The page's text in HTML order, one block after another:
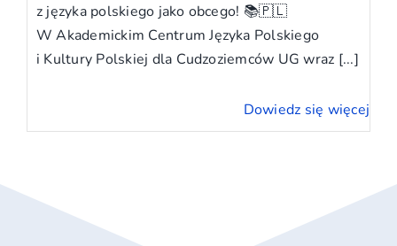
z języka polskiego jako obcego! 📚🇵🇱
W Akademickim Centrum Języka Polskiego
i Kultury Polskiej dla Cudzoziemców UG wraz [...]
Dowiedz się więcej